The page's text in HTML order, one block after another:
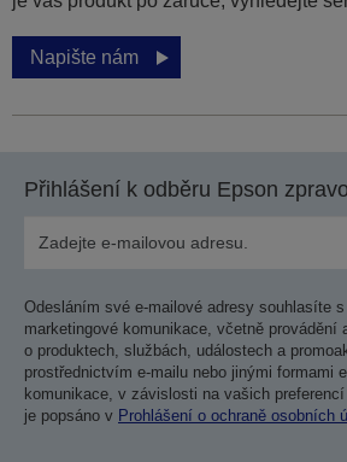
Napište nám
Přihlášení k odběru Epson
Odesláním své e-mailové adresy souhlasíte
marketingové komunikace, včetně provádění
o produktech, službách, událostech a
prostřednictvím e-mailu nebo jinými formami
komunikace, v závislosti na vašich
je popsáno v Prohlášení o ochraně osobních